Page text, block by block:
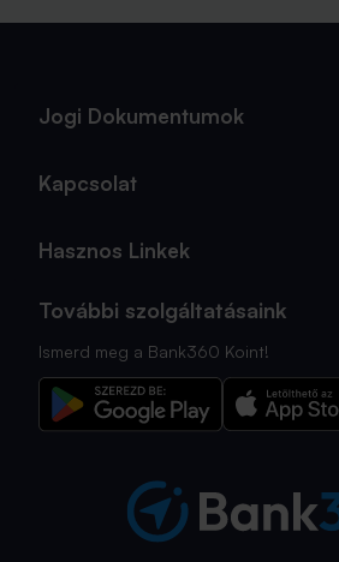
sokszor az utolsó pillanatra marad.
Jogi Dokumentumok
Kapcsolat
Hasznos Linkek
További szolgáltatásaink
Ismerd meg a Bank360 Koint!